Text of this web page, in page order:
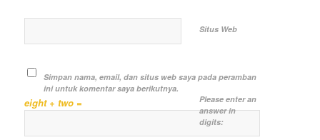
Situs Web
Simpan nama, email, dan situs web saya pada peramban
ini untuk komentar saya berikutnya.
Please enter an
answer in
digits:
eight + two =